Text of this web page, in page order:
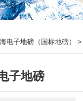
海电子地磅（国标地磅） >
子地磅